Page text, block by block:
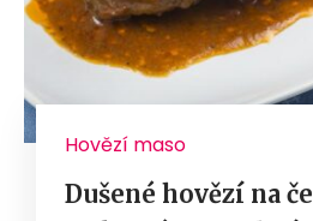
Hovězí maso
Dušené hovězí na